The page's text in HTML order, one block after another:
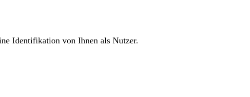
Identifikation von Ihnen als Nutzer.